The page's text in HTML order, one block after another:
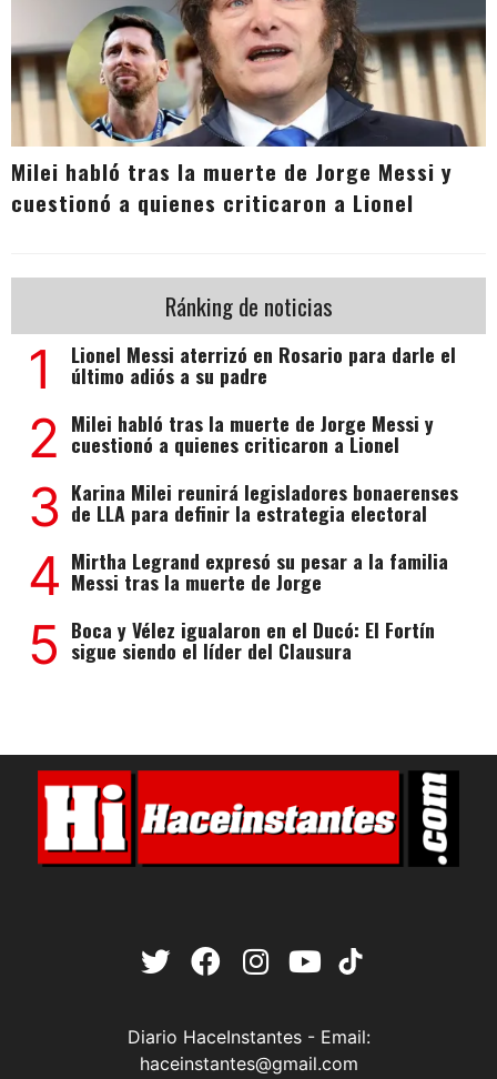
Milei habló tras la muerte de Jorge Messi y
cuestionó a quienes criticaron a Lionel
Ránking de noticias
1 Lionel Messi aterrizó en Rosario para darle el
último adiós a su padre
2 Milei habló tras la muerte de Jorge Messi y
cuestionó a quienes criticaron a Lionel
3 Karina Milei reunirá legisladores bonaerenses
de LLA para definir la estrategia electoral
4 Mirtha Legrand expresó su pesar a la familia
Messi tras la muerte de Jorge
5 Boca y Vélez igualaron en el Ducó: El Fortín
sigue siendo el líder del Clausura
Diario HaceInstantes - Email:
haceinstantes@gmail.com